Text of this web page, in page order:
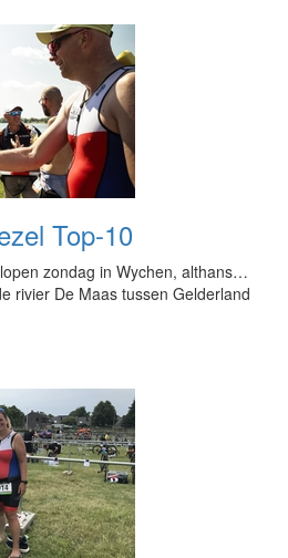
Top-10
zondag in Wychen, althans…
rivier De Maas tussen Gelderland